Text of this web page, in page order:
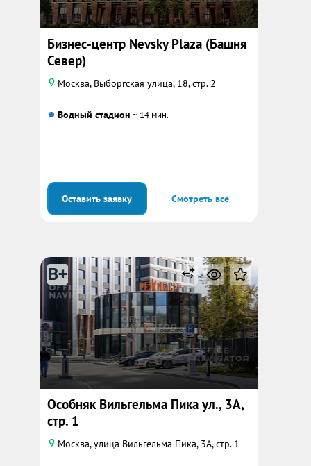
Бизнес-центр Nevsky Plaza (Башня
Север)
Москва, Выборгская улица, 18, стр. 2
Водный стадион ~ 14 мин.
Оставить заявку Смотреть все
B+
Особняк Вильгельма Пика ул., 3А,
стр. 1
Москва, улица Вильгельма Пика, 3А, стр. 1